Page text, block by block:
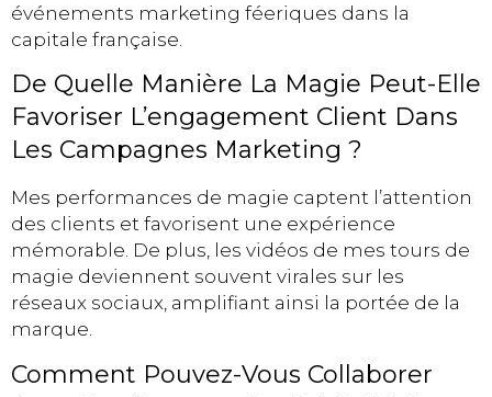
événements marketing féeriques dans la
capitale française.
De Quelle Manière La Magie Peut-Elle
Favoriser L’engagement Client Dans
Les Campagnes Marketing ?
Mes performances de magie captent l’attention
des clients et favorisent une expérience
mémorable. De plus, les vidéos de mes tours de
magie deviennent souvent virales sur les
réseaux sociaux, amplifiant ainsi la portée de la
marque.
Comment Pouvez-Vous Collaborer